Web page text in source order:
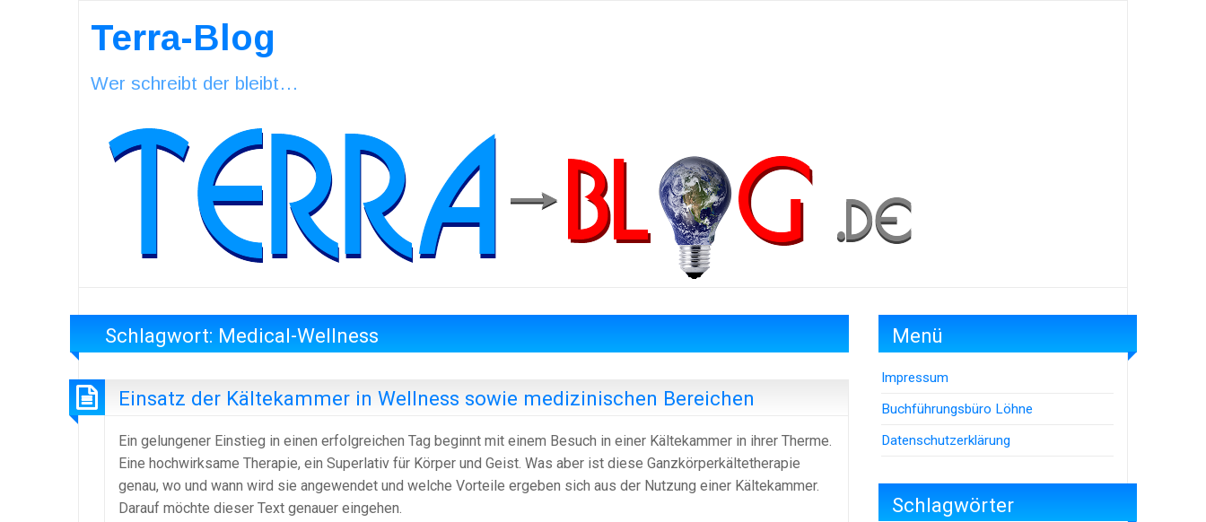
Terra-Blog
Wer schreibt der bleibt…
Schlagwort: Medical-Wellness
Einsatz der Kältekammer in Wellness sowie medizinischen Bereichen
Ein gelungener Einstieg in einen erfolgreichen Tag beginnt mit einem Besuch in einer Kältekammer in ihrer Therme.
Eine hochwirksame Therapie, ein Superlativ für Körper und Geist. Was aber ist diese Ganzkörperkältetherapie
genau, wo und wann wird sie angewendet und welche Vorteile ergeben sich aus der Nutzung einer Kältekammer.
Darauf möchte dieser Text genauer eingehen.
Menü
Impressum
Buchführungsbüro Löhne
Datenschutzerklärung
Schlagwörter